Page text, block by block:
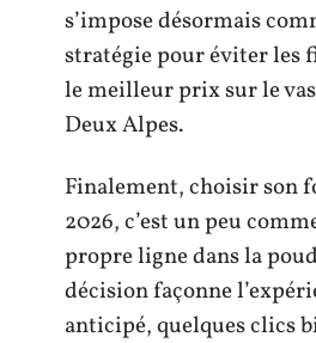
s’impose désormais
stratégie pour éviter les
le meilleur prix sur le
Deux Alpes.
Finalement, choisir son
2026, c’est un peu
propre ligne dans la
décision façonne
anticipé, quelques clics